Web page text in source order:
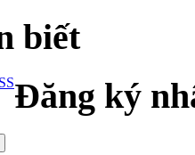
biết
Đăng ký